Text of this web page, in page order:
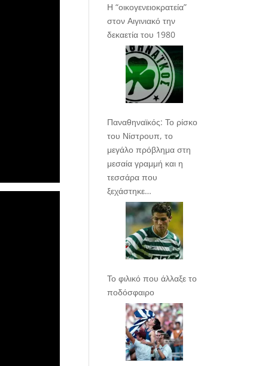
Η “οικογενειοκρατεία”
στον Αιγινιακό την
δεκαετία του 1980
Παναθηναϊκός: Το ρίσκο
του Νίστρουπ, το
μεγάλο πρόβλημα στη
μεσαία γραμμή και η
τεσσάρα που
ξεχάστηκε…
Το φιλικό που άλλαξε το
ποδόσφαιρο